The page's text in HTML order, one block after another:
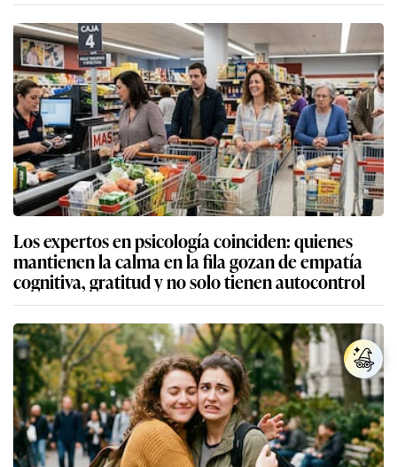
Los expertos en psicología coinciden: quienes
mantienen la calma en la fila gozan de empatía
cognitiva, gratitud y no solo tienen autocontrol